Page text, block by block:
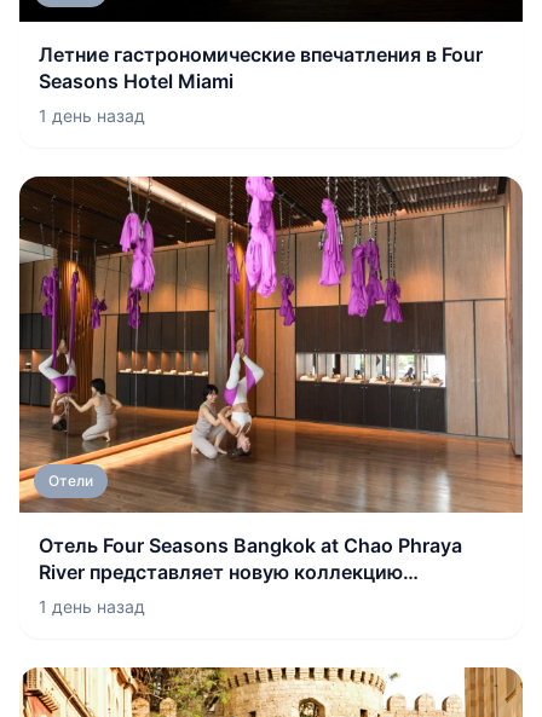
Летние гастрономические впечатления в Four
Seasons Hotel Miami
1 день назад
Отели
Отель Four Seasons Bangkok at Chao Phraya
River представляет новую коллекцию
впечатлений для подростков «Bangkok
1 день назад